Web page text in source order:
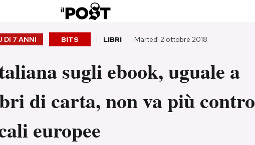
DI 7 ANNI BITS LIBRI Martedì 2 ottobre 2018
sugli ebook, uguale a
di carta, non va più contro
europee